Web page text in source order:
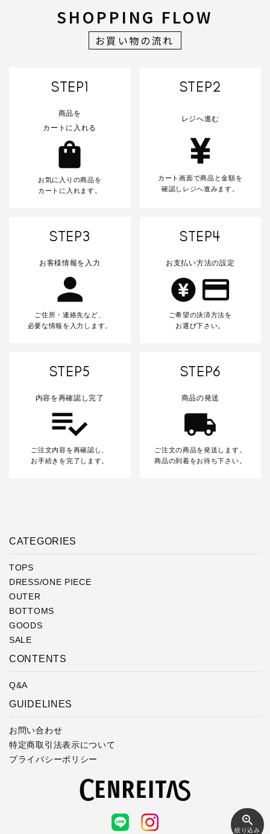
zoom_in
絞り込み
SHOPPING FLOW
お買い物の流れ
STEP1
商品を
カートに入れる
お気に入りの商品を
カートに入れます。
STEP2
レジへ進む
カート画面で商品と金額を
確認しレジへ進みます。
STEP3
お客様情報を入力
ご住所・連絡先など、
必要な情報を入力します。
STEP4
お支払い方法の設定
ご希望の決済方法を
お選び下さい。
STEP5
内容を再確認し完了
ご注文内容を再確認し、
お手続きを完了します。
STEP6
商品の発送
ご注文の商品を発送します。
商品の到着をお待ち下さい。
CATEGORIES
TOPS
DRESS/ONE PIECE
OUTER
BOTTOMS
GOODS
SALE
CONTENTS
Q&A
GUIDELINES
お問い合わせ
特定商取引法表示について
プライバシーポリシー